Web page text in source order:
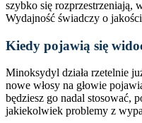
szybko się rozprzestrzeniają,
Wydajność świadczy o
Kiedy pojawią się
Minoksydyl działa rzetelnie
nowe włosy na głowie
będziesz go nadal stosować,
jakiekolwiek problemy z